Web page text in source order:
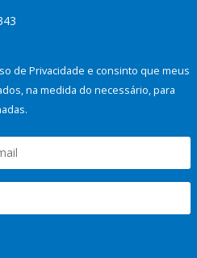
de Privacidade e consinto que meus
na medida do necessário, para